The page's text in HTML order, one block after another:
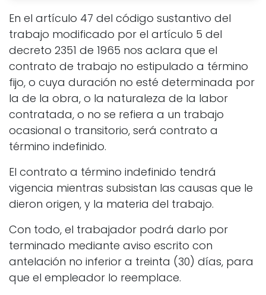
En el artículo 47 del código sustantivo del
trabajo modificado por el artículo 5 del
decreto 2351 de 1965 nos aclara que el
contrato de trabajo no estipulado a término
fijo, o cuya duración no esté determinada por
la de la obra, o la naturaleza de la labor
contratada, o no se refiera a un trabajo
ocasional o transitorio, será contrato a
término indefinido.
El contrato a término indefinido tendrá
vigencia mientras subsistan las causas que le
dieron origen, y la materia del trabajo.
Con todo, el trabajador podrá darlo por
terminado mediante aviso escrito con
antelación no inferior a treinta (30) días, para
que el empleador lo reemplace.